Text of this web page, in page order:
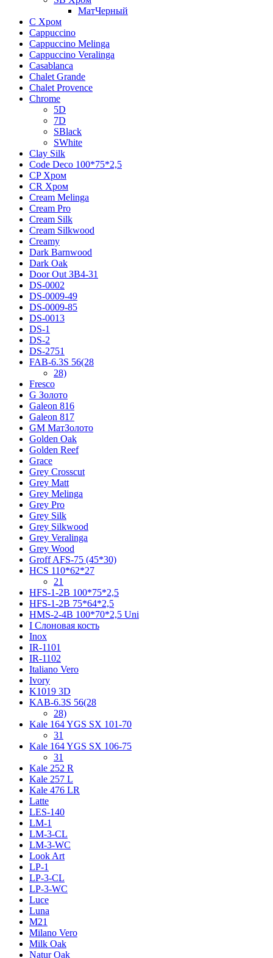
МатЧерный
C Хром
Cappuccino
Cappuccino Melinga
Cappuccino Veralinga
Casablanca
Chalet Grande
Chalet Provence
Chrome
5D
7D
SBlack
SWhite
Clay Silk
Code Deco 100*75*2,5
CP Хром
CR Хром
Cream Melinga
Cream Pro
Cream Silk
Cream Silkwood
Creamy
Dark Barnwood
Dark Oak
Door Out ЗВ4-31
DS-0002
DS-0009-49
DS-0009-85
DS-0013
DS-1
DS-2
DS-2751
FAB-6.3S 56(28
28)
Fresco
G Золото
Galeon 816
Galeon 817
GM МатЗолото
Golden Oak
Golden Reef
Grace
Grey Crosscut
Grey Matt
Grey Melinga
Grey Pro
Grey Silk
Grey Silkwood
Grey Veralinga
Grey Wood
Groff AFS-75 (45*30)
HCS 110*62*27
21
HFS-1-2B 100*75*2,5
HFS-1-2B 75*64*2,5
HMS-2-4B 100*70*2,5 Uni
I Слоновая кость
Inox
IR-1101
IR-1102
Italiano Vero
Ivory
K1019 3D
KAB-6.3S 56(28
28)
Kale 164 YGS SX 101-70
31
Kale 164 YGS SX 106-75
31
Kale 252 R
Kale 257 L
Kale 476 LR
Latte
LES-140
LM-1
LM-3-CL
LM-3-WC
Look Art
LP-1
LP-3-CL
LP-3-WC
Luce
Luna
M21
Milano Vero
Milk Oak
Natur Oak